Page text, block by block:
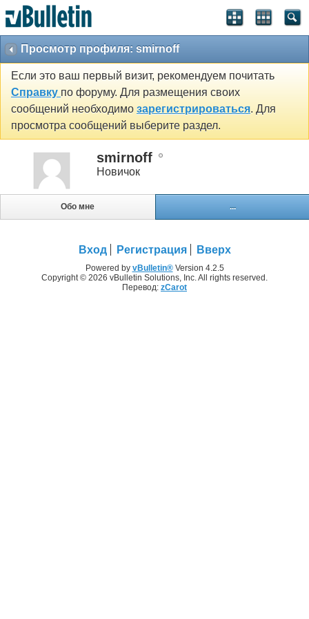
Просмотр профиля: smirnoff
Если это ваш первый визит, рекомендуем почитать
Справку по форуму. Для размещения своих
сообщений необходимо зарегистрироваться. Для
просмотра сообщений выберите раздел.
smirnoff
Новичок
Обо мне ...
Вход Регистрация Вверх
Powered by vBulletin®Version 4.2.5
Copyright © 2026 vBulletin Solutions, Inc. All rights reserved.
Перевод: zCarot